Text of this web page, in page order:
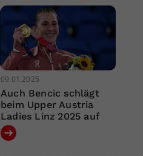
09.01.2025
Auch Bencic schlägt
beim Upper Austria
Ladies Linz 2025 auf